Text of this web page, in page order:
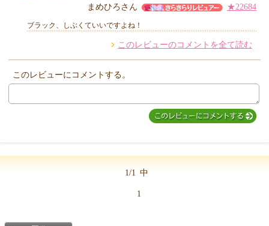
MIYUKI先生からのコメント
他のお客様からのコメント
まめひろさん ★22684
ブラック、しぶくていいですよね！
このレビューのコメントを全て読む
このレビューにコメントする。
1/1 中
1